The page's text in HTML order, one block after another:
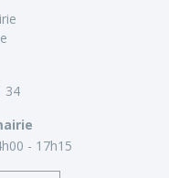
34
- 17h15